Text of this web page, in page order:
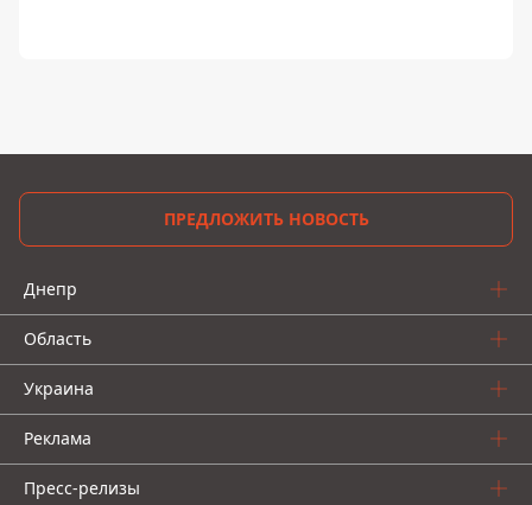
ПРЕДЛОЖИТЬ НОВОСТЬ
Днепр
Область
Украина
Реклама
Пресс-релизы